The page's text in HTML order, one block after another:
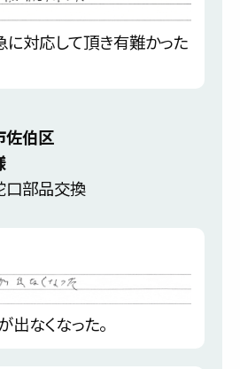
に対応して頂き有難かった
佐伯区
口部品交換
出なくなった。